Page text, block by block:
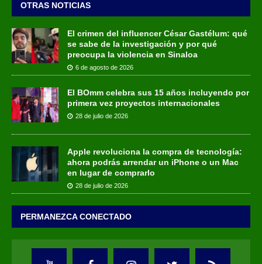
OTRAS NOTICIAS
El crimen del influencer César Gastélum: qué
se sabe de la investigación y por qué
preocupa la violencia en Sinaloa
6 de agosto de 2026
El BOmm celebra sus 15 años incluyendo por
primera vez proyectos internacionales
28 de julio de 2026
Apple revoluciona la compra de tecnología:
ahora podrás arrendar un iPhone o un Mac
en lugar de comprarlo
28 de julio de 2026
PERMANEZCA CONECTADO